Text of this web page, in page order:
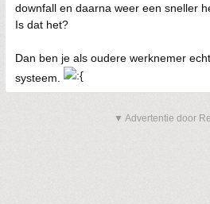
downfall en daarna weer een sneller
Is dat het?
Dan ben je als oudere werknemer
systeem.
▼ Advertentie door